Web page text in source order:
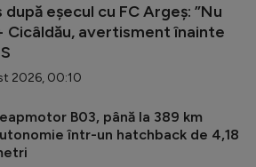
eșecul cu FC Argeș: ”Nu
Cicâldău, avertisment înainte
2026, 00:10
B03, până la 389 km
într-un hatchback de 4,18